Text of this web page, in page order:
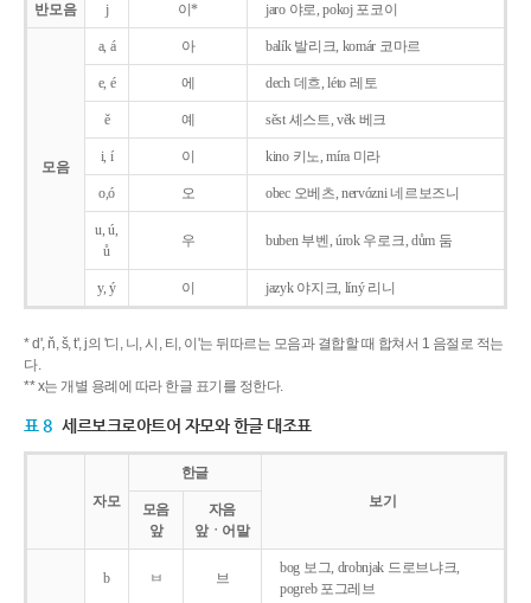
반모음 j 이* jaro 야로, pokoj 포코이
모음
a, á 아 balík 발리크, komár 코마르
e, é 에 dech 데흐, léto 레토
ě 예 sěst 셰스트, věk 베크
i, í 이 kino 키노, míra 미라
o,ó 오 obec 오베츠, nervózni 네르보즈니
u, ú,
ů
우 buben 부벤, úrok 우로크, dům 둠
y, ý 이 jazyk야지크, líný 리니
* d', ň, š, t', j의 '디, 니, 시, 티, 이'는 뒤따르는 모음과 결합할 때 합쳐서 1 음절로 적는
다.
** x는 개별 용례에 따라 한글 표기를 정한다.
표 8 세르보크로아트어 자모와 한글 대조표
자모
한글
보기
모음
앞
자음
앞ㆍ어말
b ㅂ 브
bog 보그, drobnjak 드로브냐크,
pogreb 포그레브